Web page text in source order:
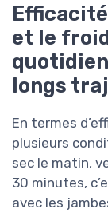
et le
longs
En termes
plusieurs
sec le matin,
30 minutes,
avec les